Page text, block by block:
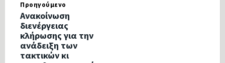
Προηγούμενο
Ανακοίνωση
διενέργειας
κλήρωσης για την
ανάδειξη των
τακτικών κι